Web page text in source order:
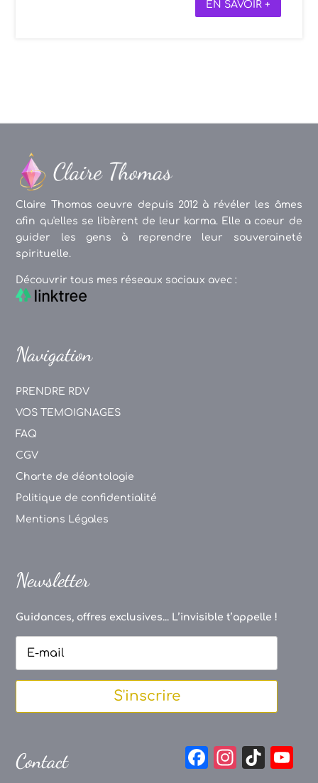
EN SAVOIR +
Claire Thomas oeuvre depuis 2012 à révéler les âmes
afin qu'elles se libèrent de leur karma. Elle a coeur de
guider les gens à reprendre leur souveraineté
spirituelle.
Découvrir tous mes réseaux sociaux avec :
Navigation
PRENDRE RDV
VOS TEMOIGNAGES
FAQ
CGV
Charte de déontologie
Politique de confidentialité
Mentions Légales
Newsletter
Guidances, offres exclusives... L’invisible t’appelle !
S'inscrire
Contact
F
In Ti